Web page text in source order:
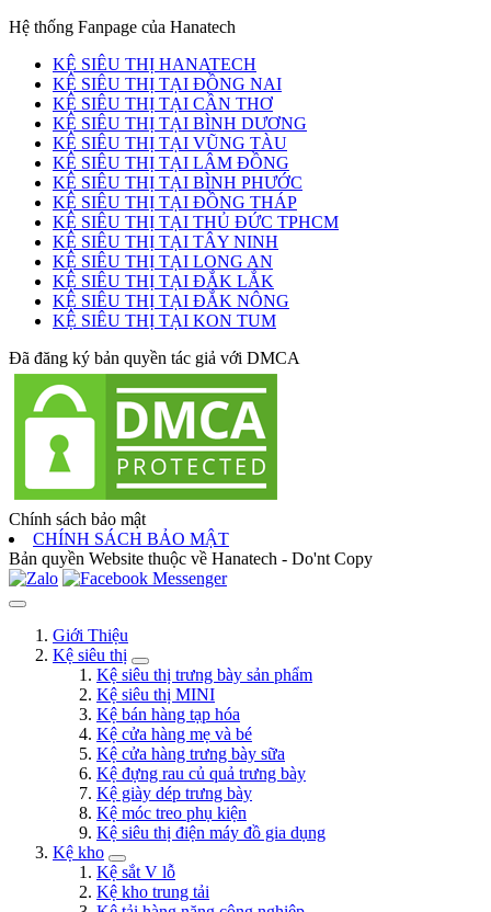
Hệ thống Fanpage của Hanatech
KỆ SIÊU THỊ HANATECH
KỆ SIÊU THỊ TẠI ĐỒNG NAI
KỆ SIÊU THỊ TẠI CẦN THƠ
KỆ SIÊU THỊ TẠI BÌNH DƯƠNG
KỆ SIÊU THỊ TẠI VŨNG TÀU
KỆ SIÊU THỊ TẠI LÂM ĐỒNG
KỆ SIÊU THỊ TẠI BÌNH PHƯỚC
KỆ SIÊU THỊ TẠI ĐỒNG THÁP
KỆ SIÊU THỊ TẠI THỦ ĐỨC TPHCM
KỆ SIÊU THỊ TẠI TÂY NINH
KỆ SIÊU THỊ TẠI LONG AN
KỆ SIÊU THỊ TẠI ĐẮK LẮK
KỆ SIÊU THỊ TẠI ĐẮK NÔNG
KỆ SIÊU THỊ TẠI KON TUM
Đã đăng ký bản quyền tác giả với DMCA
Chính sách bảo mật
CHÍNH SÁCH BẢO MẬT
Bản quyền Website thuộc về Hanatech - Do'nt Copy
Giới Thiệu
Kệ siêu thị
Kệ siêu thị trưng bày sản phẩm
Kệ siêu thị MINI
Kệ bán hàng tạp hóa
Kệ cửa hàng mẹ và bé
Kệ cửa hàng trưng bày sữa
Kệ đựng rau củ quả trưng bày
Kệ giày dép trưng bày
Kệ móc treo phụ kiện
Kệ siêu thị điện máy đồ gia dụng
Kệ kho
Kệ sắt V lỗ
Kệ kho trung tải